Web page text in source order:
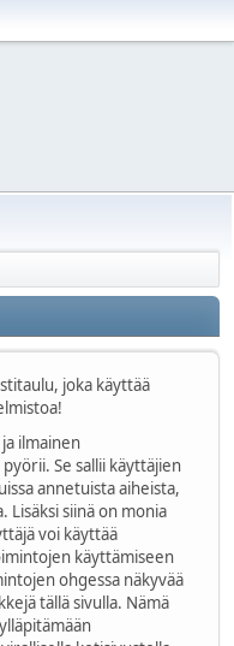
joka käyttää
ilmainen
Se sallii käyttäjien
annetuista aiheista,
Lisäksi siinä on monia
voi käyttää
käyttämiseen
ohgessa näkyvää
tällä sivulla. Nämä